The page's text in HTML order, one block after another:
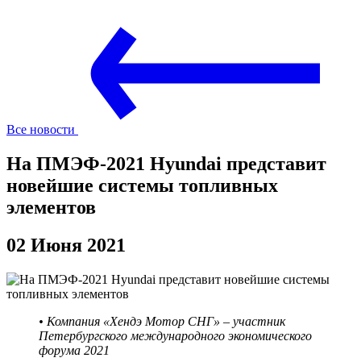
Все новости
На ПМЭФ-2021 Hyundai представит
новейшие системы топливных
элементов
02 Июня 2021
• Компания «Хендэ Мотор СНГ» – участник
Петербургского международного экономического
форума 2021